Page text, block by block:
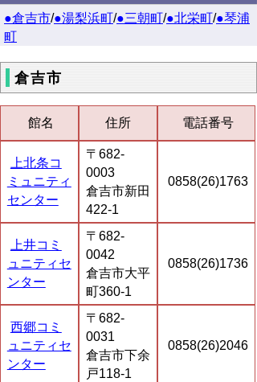
●倉吉市/●湯梨浜町/●三朝町/●北栄町/●琴浦
町
倉吉市
館名 住所 電話番号
上北条コ
ミュニティ
センター
〒682-
0003
倉吉市新田
422-1
0858(26)1763
上井コミ
ュニティセ
ンター
〒682-
0042
倉吉市大平
町360-1
0858(26)1736
西郷コミ
ュニティセ
ンター
〒682-
0031
倉吉市下余
戸118-1
0858(26)2046